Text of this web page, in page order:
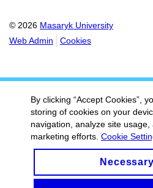
© 2026 Masaryk University
Web Admin
Cookies
By clicking “Accept Cookies”,
storing of cookies on your
navigation, analyze site
marketing efforts. Cookie